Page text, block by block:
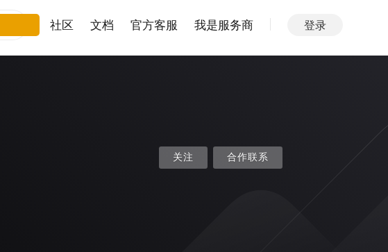
社区 文档 官方客服 我是服务商 登录
关注 合作联系